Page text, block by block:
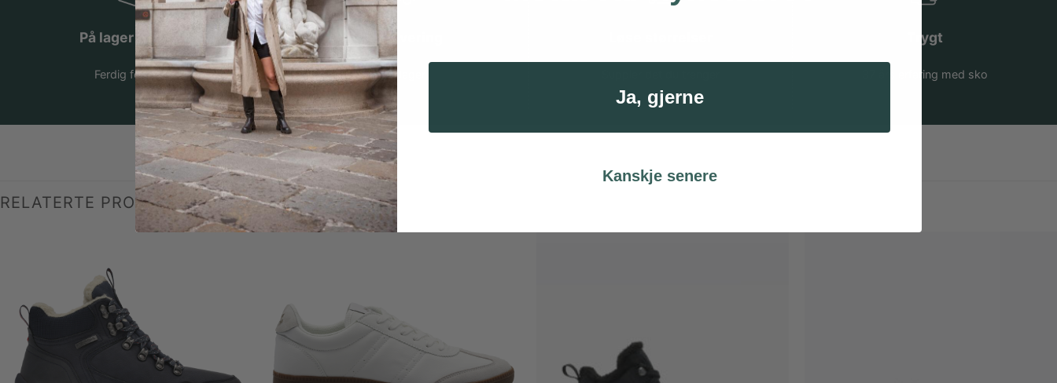
På lager i Norge
Ferdig fortollet
Rask levering
1 - 4 dager
Trygt
37 års erfaring med sko
RELATERTE PRODUKTER
Ja, gjerne
Kanskje senere